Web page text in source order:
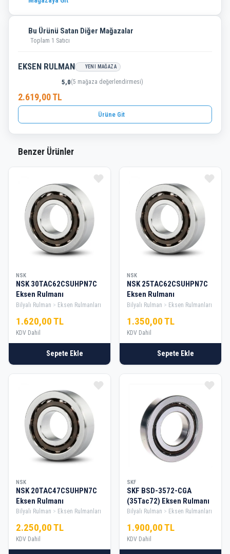
Bu Ürünü Satan Diğer Mağazalar
Toplam 1 Satıcı
EKSEN RULMAN YENI MAĞAZA
5,0(5 mağaza değerlendirmesi)
2.619,00 TL
Ürüne Git
Benzer Ürünler
NSK
NSK 30TAC62CSUHPN7C
Eksen Rulmanı
Bilyalı Rulman Eksen Rulmanları
1.620,00 TL
KDV Dahil
Sepete Ekle
NSK
NSK 25TAC62CSUHPN7C
Eksen Rulmanı
Bilyalı Rulman Eksen Rulmanları
1.350,00 TL
KDV Dahil
Sepete Ekle
NSK
NSK 20TAC47CSUHPN7C
Eksen Rulmanı
Bilyalı Rulman Eksen Rulmanları
2.250,00 TL
KDV Dahil
SKF
SKF BSD-3572-CGA
(35Tac72) Eksen Rulmanı
Bilyalı Rulman Eksen Rulmanları
1.900,00 TL
KDV Dahil